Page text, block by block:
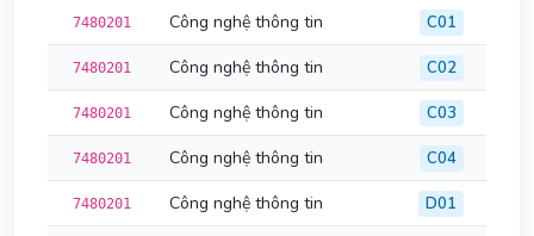
7480201 Công nghệ thông tin C01
7480201 Công nghệ thông tin C02
7480201 Công nghệ thông tin C03
7480201 Công nghệ thông tin C04
7480201 Công nghệ thông tin D01